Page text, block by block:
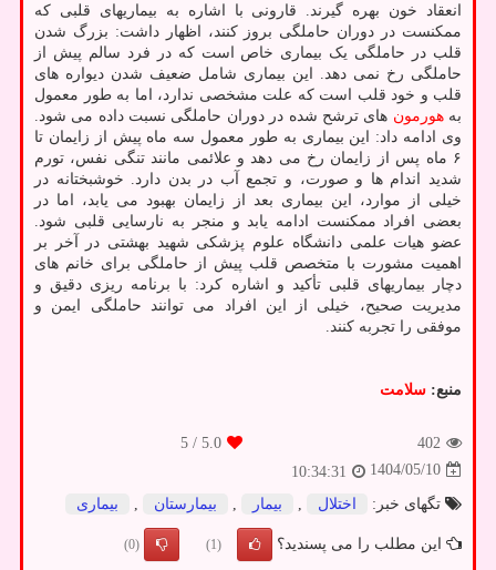
انعقاد خون بهره گیرند. قارونی با اشاره به بیماریهای قلبی که
ممکنست در دوران حاملگی بروز کنند، اظهار داشت: بزرگ شدن
قلب در حاملگی یک بیماری خاص است که در فرد سالم پیش از
حاملگی رخ نمی دهد. این بیماری شامل ضعیف شدن دیواره های
قلب و خود قلب است که علت مشخصی ندارد، اما به طور معمول
بههورمون های ترشح شده در دوران حاملگی نسبت داده می شود.
وی ادامه داد: این بیماری به طور معمول سه ماه پیش از زایمان تا
۶ ماه پس از زایمان رخ می دهد و علائمی مانند تنگی نفس، تورم
شدید اندام ها و صورت، و تجمع آب در بدن دارد. خوشبختانه در
خیلی از موارد، این بیماری بعد از زایمان بهبود می یابد، اما در
بعضی افراد ممکنست ادامه یابد و منجر به نارسایی قلبی شود.
عضو هیات علمی دانشگاه علوم پزشکی شهید بهشتی در آخر بر
اهمیت مشورت با متخصص قلب پیش از حاملگی برای خانم های
دچار بیماریهای قلبی تأکید و اشاره کرد: با برنامه ریزی دقیق و
مدیریت صحیح، خیلی از این افراد می توانند حاملگی ایمن و
موفقی را تجربه کنند.
منبع: سلامت
402
5.0
/ 5
1404/05/10
10:34:31
تگهای خبر:
اختلال بیمار بیمارستان بیماری
این مطلب را می پسندید؟ (1)
(0)